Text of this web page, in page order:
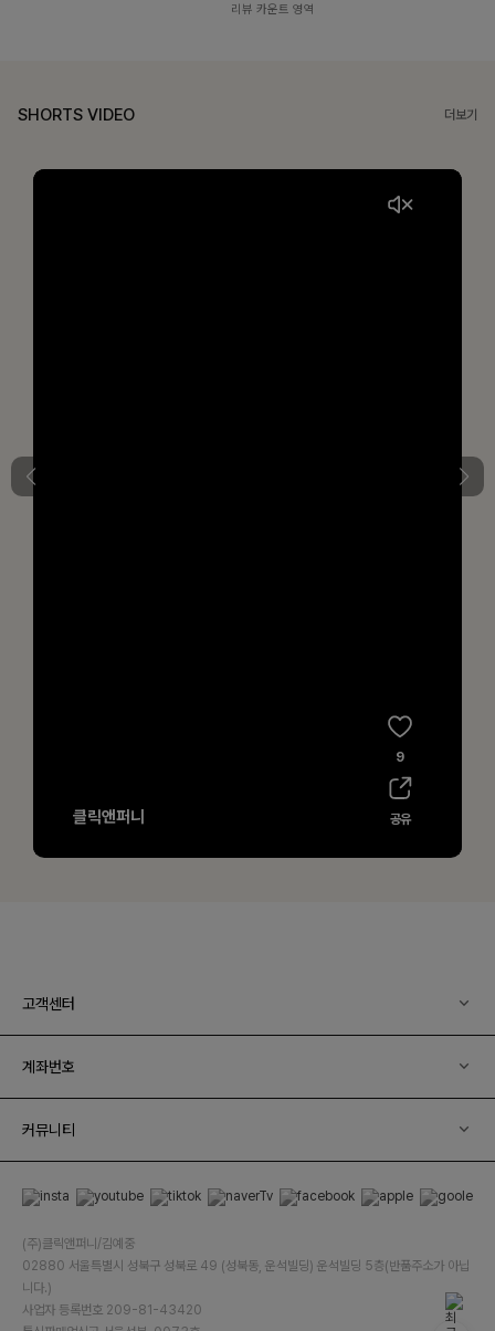
리뷰 카운트 영역
SHORTS VIDEO 더보기
고객센터
계좌번호
커뮤니티
(주)클릭앤퍼니/김예중
02880 서울특별시 성북구 성북로 49 (성북동, 운석빌딩) 운석빌딩 5층(반품주소가 아닙
니다.)
사업자 등록번호 209-81-43420